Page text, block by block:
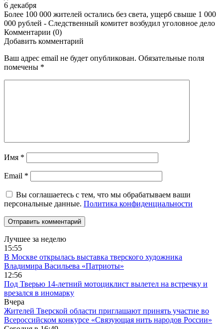
6 декабря
Более 100 000 жителей остались без света, ущерб свыше 1 000
000 рублей - Следственный комитет возбудил уголовное дело
Комментарии (0)
Добавить комментарий
Ваш адрес email не будет опубликован. Обязательные поля
помечены *
Имя *
Email *
Вы соглашаетесь с тем, что мы обрабатываем ваши
персональные данные. Политика конфиденциальности
Лучшее за неделю
15:55
В Москве открылась выставка тверского художника
Владимира Васильева «Патриоты»
12:56
Под Тверью 14-летний мотоциклист вылетел на встречку и
врезался в иномарку
Вчера
Жителей Тверской области приглашают принять участие во
Все­рос­сий­ско­м конкурсе «Свя­зу­ю­щая нить на­ро­дов Рос­сии»